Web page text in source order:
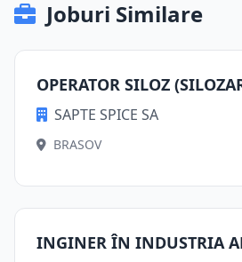
Joburi Similare
OPERATOR SILOZ
SAPTE SPICE SA
BRASOV
INGINER ÎN INDUSTRIA